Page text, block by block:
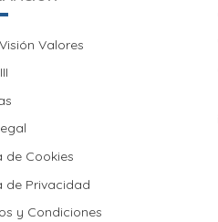
Valores
Valores
de Cookies
de Cookies
de Privacidad
y Condiciones